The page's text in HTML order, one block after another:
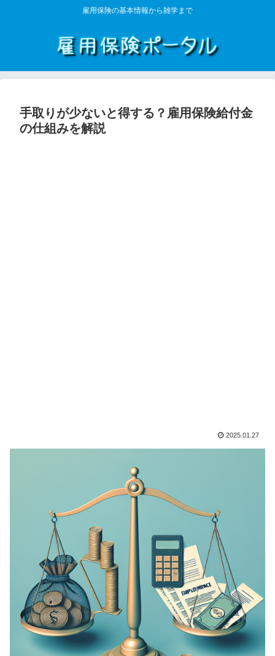
雇用保険の基本情報から雑学まで
手取りが少ないと得する？雇用保険給付金
の仕組みを解説
2025.01.27